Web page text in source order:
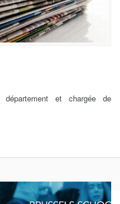
département et chargée de